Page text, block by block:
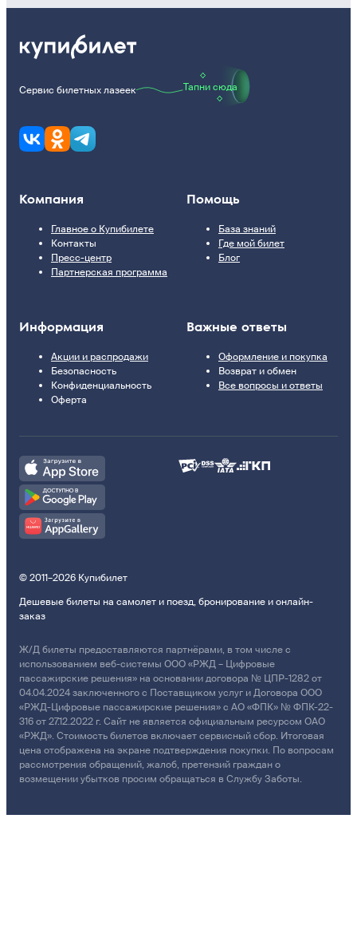
Сервис билетных лазеек Тапни сюда
Компания
Главное о Купибилете
Контакты
Пресс-центр
Партнерская программа
Помощь
База знаний
Где мой билет
Блог
Информация
Акции и распродажи
Безопасность
Конфиденциальность
Оферта
Важные ответы
Оформление и покупка
Возврат и обмен
Все вопросы и ответы
© 2011–2026 Купибилет
Дешевые билеты на самолет и поезд, бронирование и онлайн-
заказ
Ж/Д билеты предоставляются партнёрами, в том числе с
использованием веб-системы ООО «РЖД – Цифровые
пассажирские решения» на основании договора № ЦПР-1282 от
04.04.2024 заключенного с Поставщиком услуг и Договора ООО
«РЖД-Цифровые пассажирские решения» с АО «ФПК» № ФПК-22-
316 от 27.12.2022 г. Сайт не является официальным ресурсом ОАО
«РЖД». Стоимость билетов включает сервисный сбор. Итоговая
цена отображена на экране подтверждения покупки. По вопросам
рассмотрения обращений, жалоб, претензий граждан о
возмещении убытков просим обращаться в Службу Заботы.